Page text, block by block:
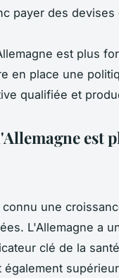
payer des
est plus
en place une
qualifiée et
est
connu une
L'Allemagne a
clé de la
également